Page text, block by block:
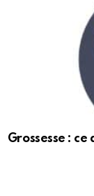
Grossesse :